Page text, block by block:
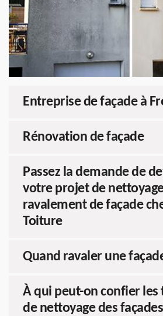
Entreprise de façade à
Rénovation de façade
Passez la demande de
votre projet de
ravalement de façade
Toiture
Quand ravaler une
À qui peut-on confier les
de nettoyage des